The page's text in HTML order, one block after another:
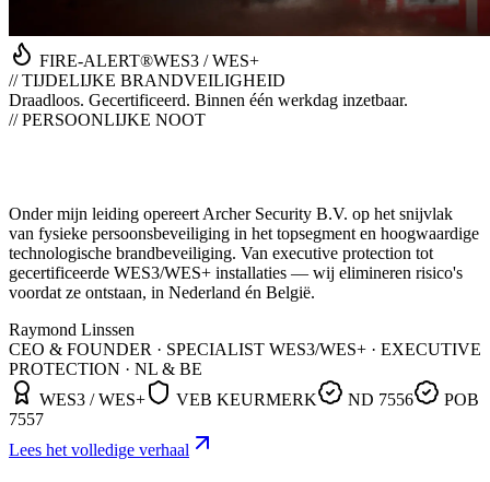
FIRE-ALERT®WES3 / WES+
// TIJDELIJKE BRANDVEILIGHEID
Draadloos. Gecertificeerd. Binnen één werkdag inzetbaar.
// PERSOONLIJKE NOOT
Onder mijn leiding opereert Archer Security B.V. op het snijvlak
van fysieke persoonsbeveiliging in het topsegment en hoogwaardige
technologische brandbeveiliging. Van executive protection tot
gecertificeerde WES3/WES+ installaties — wij elimineren risico's
voordat ze ontstaan, in Nederland én België.
Raymond Linssen
CEO & FOUNDER · SPECIALIST WES3/WES+ · EXECUTIVE
PROTECTION · NL & BE
WES3 / WES+
VEB KEURMERK ND 7556
POB
7557
Lees het volledige verhaal